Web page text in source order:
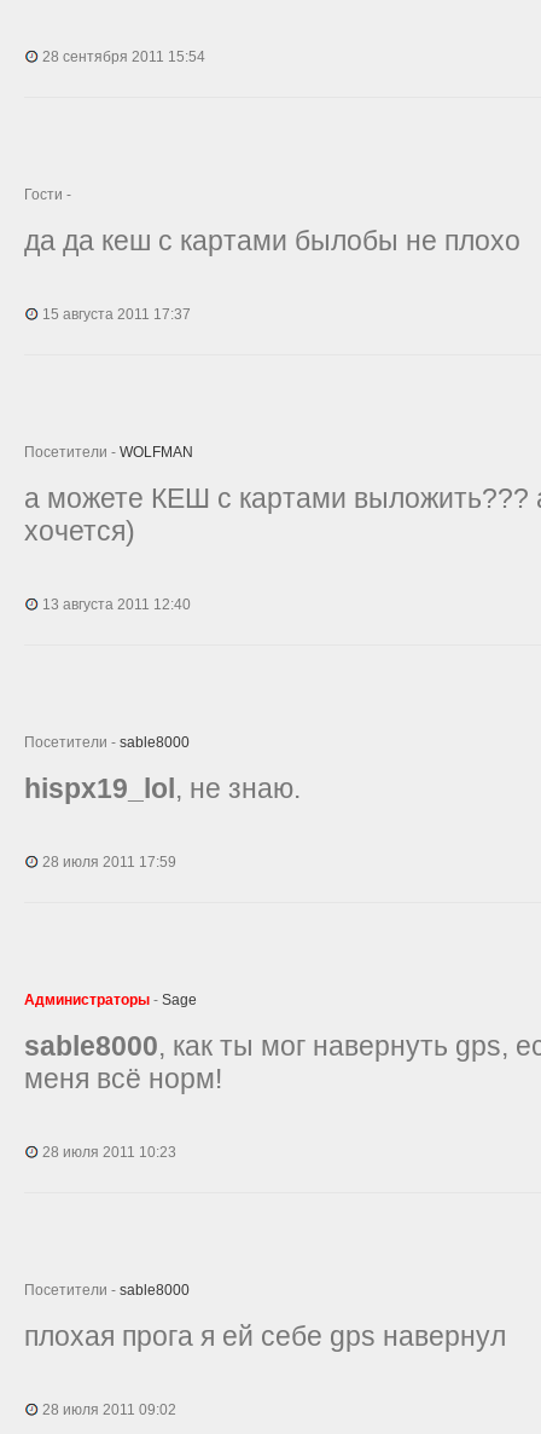
28 сентября 2011 15:54
Гости -
да да кеш с картами былобы не плохо
15 августа 2011 17:37
Посетители - WOLFMAN
а можете КЕШ с картами выложить???
хочется)
13 августа 2011 12:40
Посетители - sable8000
hispx19_lol, не знаю.
28 июля 2011 17:59
Администраторы - Sage
sable8000, как ты мог навернуть gps,
меня всё норм!
28 июля 2011 10:23
Посетители - sable8000
плохая прога я ей себе gps навернул
28 июля 2011 09:02